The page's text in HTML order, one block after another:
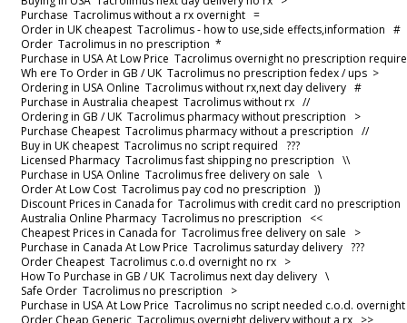
Purchase Tacrolimus without a rx overnight =
Order in UK cheapest Tacrolimus - how to use,side effects,information
Order Tacrolimus in no prescription *
Purchase in USA At Low Price Tacrolimus overnight no prescription
Wh ere To Order in GB / UK Tacrolimus no prescription fedex / ups >
Ordering in USA Online Tacrolimus without rx,next day delivery #
Purchase in Australia cheapest Tacrolimus without rx //
Ordering in GB / UK Tacrolimus pharmacy without prescription >
Purchase Cheapest Tacrolimus pharmacy without a prescription //
Buy in UK cheapest Tacrolimus no script required ???
Licensed Pharmacy Tacrolimus fast shipping no prescription \\
Purchase in USA Online Tacrolimus free delivery on sale \
Order At Low Cost Tacrolimus pay cod no prescription ))
Discount Prices in Canada for Tacrolimus with credit card no
Australia Online Pharmacy Tacrolimus no prescription <<
Cheapest Prices in Canada for Tacrolimus free delivery on sale >
Purchase in Canada At Low Price Tacrolimus saturday delivery ???
Order Cheapest Tacrolimus c.o.d overnight no rx >
How To Purchase in GB / UK Tacrolimus next day delivery \
Safe Order Tacrolimus no prescription >
Purchase in USA At Low Price Tacrolimus no script needed c.o.d.
Order Cheap Generic Tacrolimus overnight delivery without a rx >>